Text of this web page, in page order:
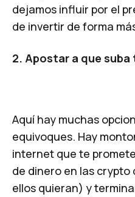
dejamos influir por el
de invertir de forma
2. Apostar a que
Aquí hay muchas
equivoques. Hay
internet que te
de dinero en las
ellos quieran) y